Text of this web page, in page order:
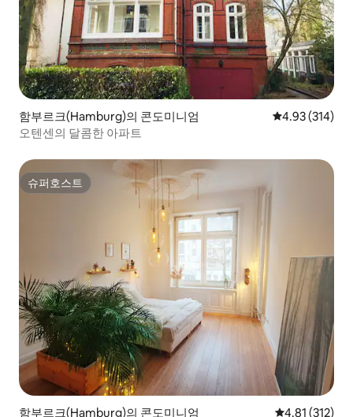
함부르크(Hamburg)의 콘도미니엄 평점 4.93점(5
4.93 (314)
오텐센의 달콤한 아파트
슈퍼호스트
슈퍼호스트
함부르크(Hamburg)의 콘도미니엄 평점 4.81점(5
4.81 (312)